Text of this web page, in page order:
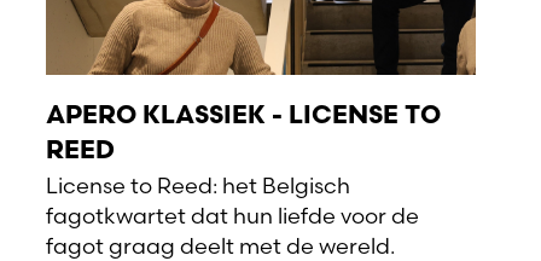
APERO KLASSIEK - LICENSE TO
REED
License to Reed: het Belgisch
fagotkwartet dat hun liefde voor de
fagot graag deelt met de wereld.